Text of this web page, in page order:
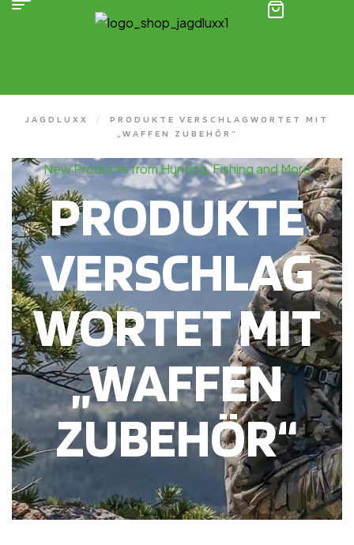
JAGDLUXX /
PRODUKTE VERSCHLAGWORTET MIT
„WAFFEN ZUBEHÖR“
New Products from Hunting, Fishing and More
PRODUKTE
VERSCHLAG
WORTET MIT
„WAFFEN
ZUBEHÖR“